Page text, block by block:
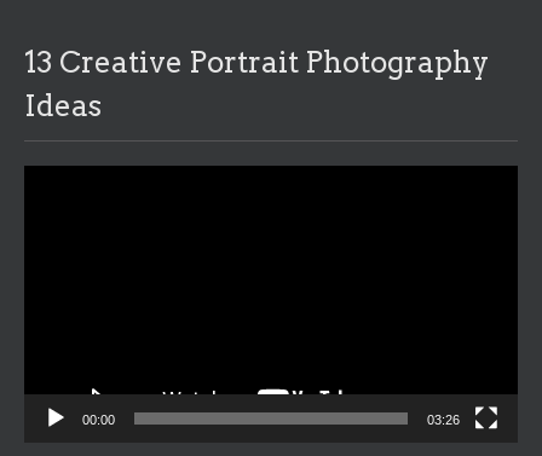
13 Creative Portrait Photography
Ideas
00:00 03:26